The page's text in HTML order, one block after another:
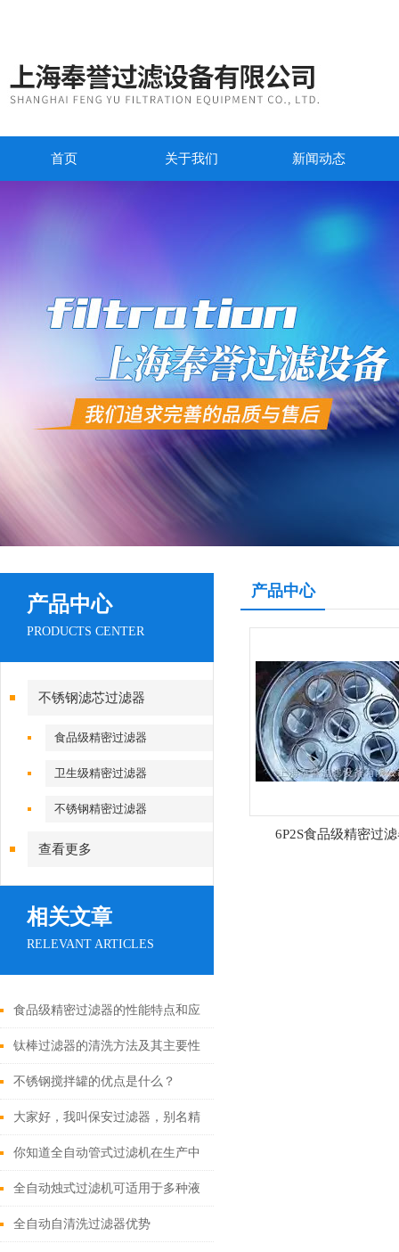
首页 关于我们 新闻动态
产品中心
PRODUCTS CENTER
不锈钢滤芯过滤器
食品级精密过滤器
卫生级精密过滤器
不锈钢精密过滤器
查看更多
相关文章
RELEVANT ARTICLES
食品级精密过滤器的性能特点和应
用领域总结
钛棒过滤器的清洗方法及其主要性
能
不锈钢搅拌罐的优点是什么？
大家好，我叫保安过滤器，别名精
密过滤器
你知道全自动管式过滤机在生产中
要注意哪些事情吗
全自动烛式过滤机可适用于多种液
体的过滤
全自动自清洗过滤器优势
产品中心
6P2S食品级精密过